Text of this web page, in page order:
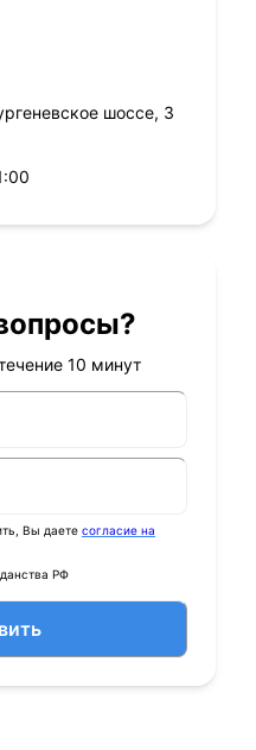
шоссе, 3
10 минут
Вы даете согласие на
РФ